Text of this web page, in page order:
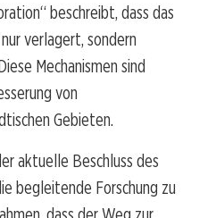
beschreibt, dass das
verlagert, sondern
Mechanismen sind
von
Gebieten.
aktuelle Beschluss des
begleitende Forschung zu